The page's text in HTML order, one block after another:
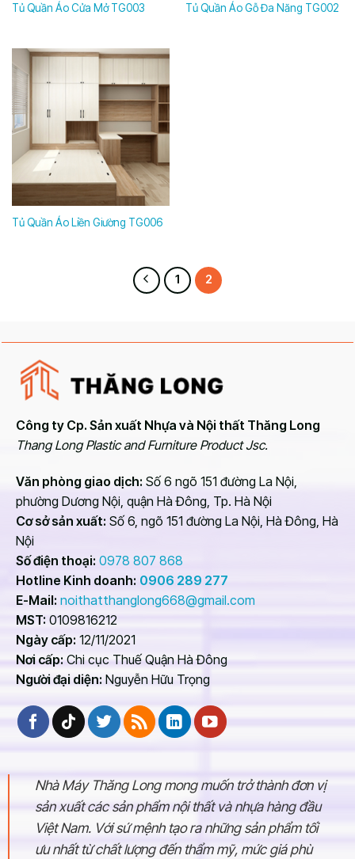
Tủ Quần Áo Cửa Mở TG003 Tủ Quần Áo Gỗ Đa Năng TG002
Tủ Quần Áo Liền Giường TG006
1 2
Công ty Cp. Sản xuất Nhựa và Nội thất Thăng Long
Thang Long Plastic and Furniture Product Jsc.
Văn phòng giao dịch: Số 6 ngõ 151 đường La Nội,
phường Dương Nội, quận Hà Đông, Tp. Hà Nội
Cơ sở sản xuất: Số 6, ngõ 151 đường La Nội, Hà Đông, Hà
Nội
Số điện thoại: 0978 807 868
Hotline Kinh doanh: 0906 289 277
E-Mail: noithatthanglong668@gmail.com
MST: 0109816212
Ngày cấp: 12/11/2021
Nơi cấp:Chi cục Thuế Quận Hà Đông
Người đại diện:Nguyễn Hữu Trọng
Nhà Máy Thăng Long mong muốn trở thành đơn vị
sản xuất các sản phẩm nội thất và nhựa hàng đầu
Việt Nam. Với sứ mệnh tạo ra những sản phẩm tối
ưu nhất từ chất lượng đến thẩm mỹ, mức giá phù